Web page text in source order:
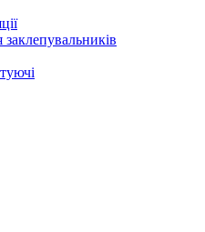
заклепувальників